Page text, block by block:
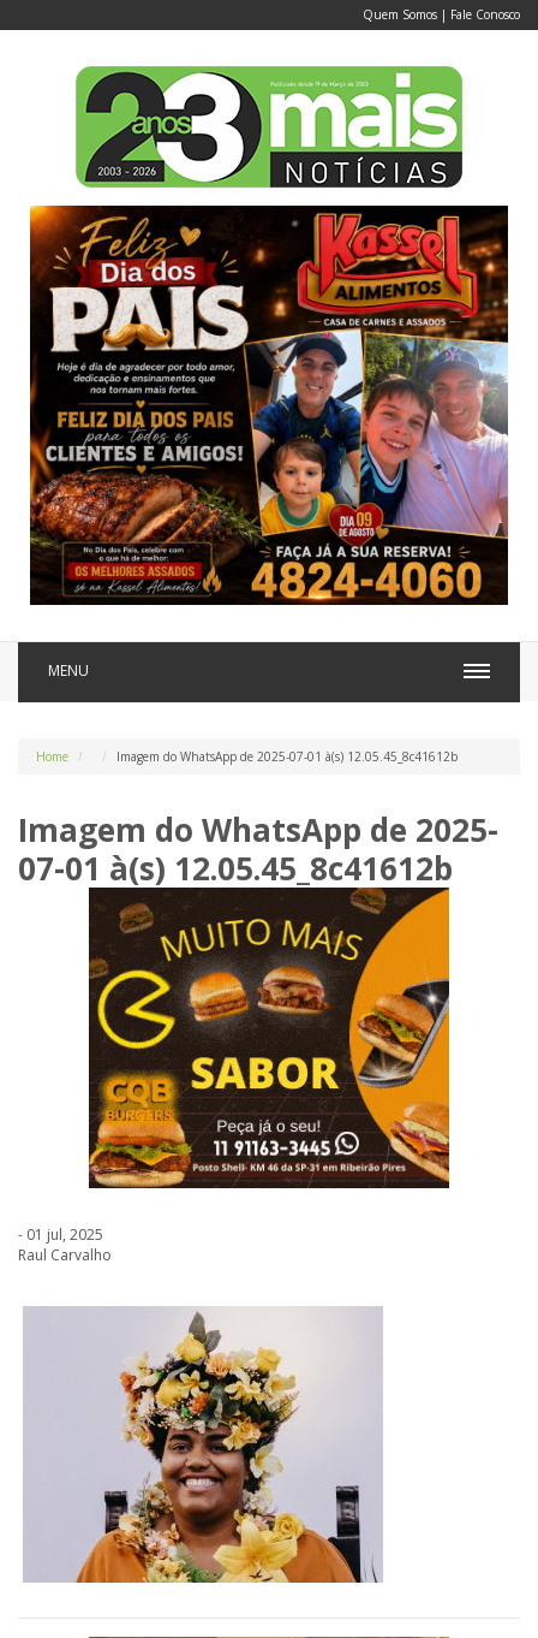
Quem Somos | Fale Conosco
MENU
Home Imagem do WhatsApp de 2025-07-01 à(s) 12.05.45_8c41612b
Imagem do WhatsApp de 2025-
07-01 à(s) 12.05.45_8c41612b
- 01 jul, 2025
Raul Carvalho